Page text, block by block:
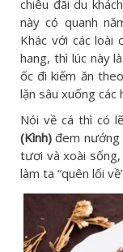
chiêu đãi du
này có quanh
Khác với các loài
hang, thì lúc này
ốc đi kiếm ăn
lặn sâu xuống các
Nói về cá thì có
(Kình) đem nướng
tươi và xoài sống,
làm ta “quên lối